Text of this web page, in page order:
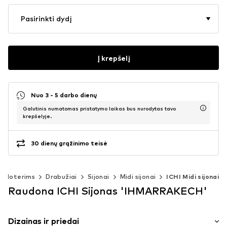
Pasirinkti dydį
Į krepšelį
Nuo 3 - 5 darbo dienų
Galutinis numatomas pristatymo laikas bus nurodytas tavo
krepšelyje.
30 dienų grąžinimo teisė
Moterims Drabužiai Sijonai Midi sijonai ICHI Midi sijonai
Raudona ICHI Sijonas 'IHMARRAKECH'
Dizainas ir priedai